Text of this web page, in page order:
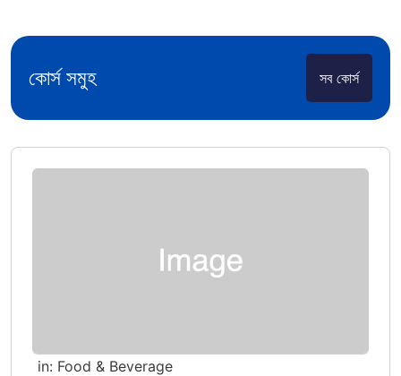
কোর্স সমুহ সব কোর্স
in: Food & Beverage